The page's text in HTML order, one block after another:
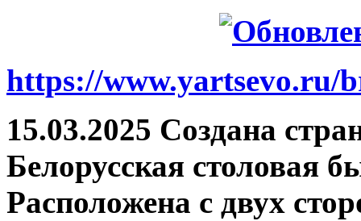
https://www.yartsevo.ru/
15.03.2025 Создана
Белорусская столовая
Расположена с двух